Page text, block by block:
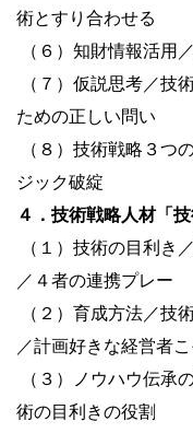
術とすり合わせる
（６）知財情報活用
（７）仮説思考／技
ための正しい問い
（８）技術戦略３つ
ジック破綻
４．技術戦略人材「
（１）技術の目利き
／４者の連携プレー
（２）育成方法／技
／計画好きな経営者
（３）ノウハウ伝承
術の目利きの役割